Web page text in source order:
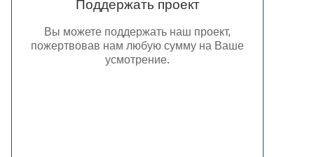
Поддержать проект
Вы можете поддержать наш проект,
пожертвовав нам любую сумму на Ваше
усмотрение.